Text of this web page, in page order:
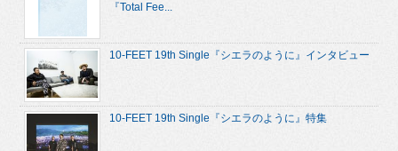
『Total Fee...
10-FEET 19th Single『シエラのように』インタビュー
10-FEET 19th Single『シエラのように』特集